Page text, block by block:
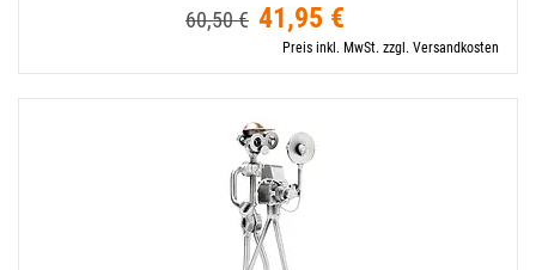
60,50 € 41,95 €
Preis inkl. MwSt. zzgl. Versandkosten